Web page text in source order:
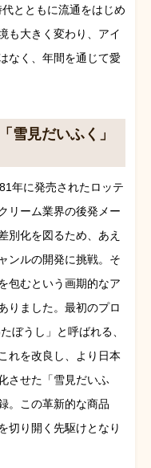
とともに流通をはじめ
も大きく変わり、アイ
なく、年間を通じて愛
雪見だいふく」
年に発売されたロッテ
リーム業界の後発メー
別化を図るため、あえ
ンルの開発に挑戦。そ
包むという画期的なア
りました。最初のプロ
ぼうし」と呼ばれる、
れを改良し、より日本
させた「雪見だいふ
。この革新的な商品
切り開く先駆けとなり